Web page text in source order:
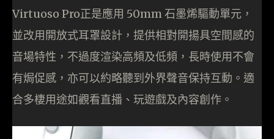
Virtuoso Pro正是應用 50mm 石墨烯驅動單元，
並改用開放式耳罩設計，提供相對開揚具空間感的
音場特性，不過度渲染高頻及低頻，長時使用不會
有焗促感，亦可以約略聽到外界聲音保持互動。適
合多棲用途如觀看直播、玩遊戲及內容創作。